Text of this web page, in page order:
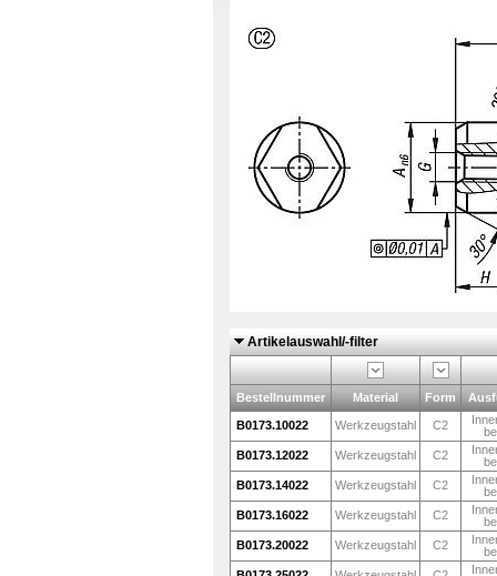
Artikelauswahl/-filter
Bestellnummer Material Form
B0173.10022 Werkzeugstahl C2
B0173.12022
Werkzeugstahl C2
B0173.14022
Werkzeugstahl C2
B0173.16022
Werkzeugstahl C2
B0173.20022
Werkzeugstahl C2